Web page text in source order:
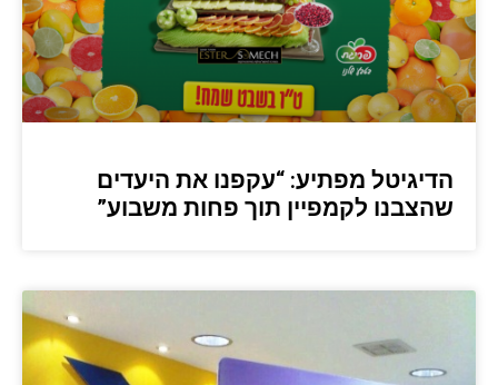
הדיגיטל מפתיע: “עקפנו את היעדים
שהצבנו לקמפיין תוך פחות משבוע”